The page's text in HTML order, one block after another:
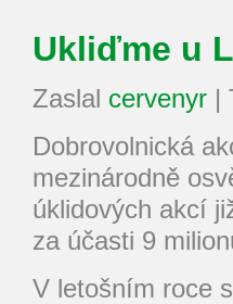
Ukliďme u
Zaslal cervenyr |
Dobrovolnická
mezinárodně
úklidových akcí
za účasti 9
V letošním roce